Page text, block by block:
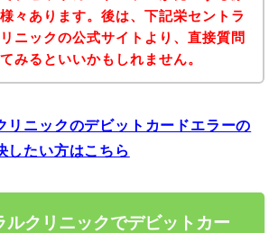
々あります。後は、下記栄セントラ
ニックの公式サイトより、直接質問
みるといいかもしれません。
リニックのデビットカードエラーの
したい方はこちら
ルクリニックでデビットカー